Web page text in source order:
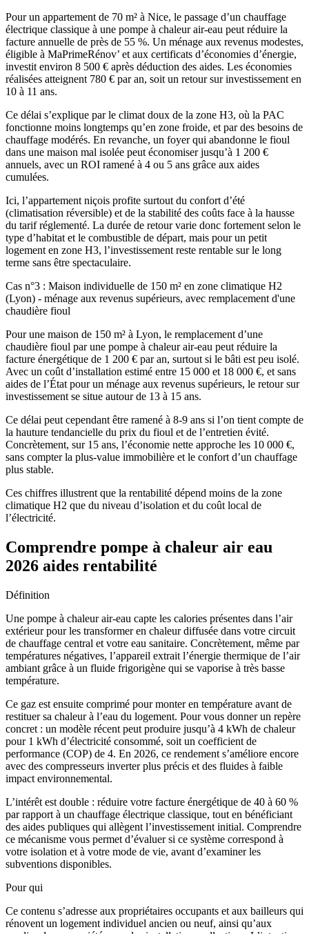
Pour un appartement de 70 m² à Nice, le passage d’un chauffage
électrique classique à une pompe à chaleur air-eau peut réduire la
facture annuelle de près de 55 %. Un ménage aux revenus modestes,
éligible à MaPrimeRénov’ et aux certificats d’économies d’énergie,
investit environ 8 500 € après déduction des aides. Les économies
réalisées atteignent 780 € par an, soit un retour sur investissement en
10 à 11 ans.
Ce délai s’explique par le climat doux de la zone H3, où la PAC
fonctionne moins longtemps qu’en zone froide, et par des besoins de
chauffage modérés. En revanche, un foyer qui abandonne le fioul
dans une maison mal isolée peut économiser jusqu’à 1 200 €
annuels, avec un ROI ramené à 4 ou 5 ans grâce aux aides
cumulées.
Ici, l’appartement niçois profite surtout du confort d’été
(climatisation réversible) et de la stabilité des coûts face à la hausse
du tarif réglementé. La durée de retour varie donc fortement selon le
type d’habitat et le combustible de départ, mais pour un petit
logement en zone H3, l’investissement reste rentable sur le long
terme sans être spectaculaire.
Cas n°3 : Maison individuelle de 150 m² en zone climatique H2
(Lyon) - ménage aux revenus supérieurs, avec remplacement d'une
chaudière fioul
Pour une maison de 150 m² à Lyon, le remplacement d’une
chaudière fioul par une pompe à chaleur air-eau peut réduire la
facture énergétique de 1 200 € par an, surtout si le bâti est peu isolé.
Avec un coût d’installation estimé entre 15 000 et 18 000 €, et sans
aides de l’État pour un ménage aux revenus supérieurs, le retour sur
investissement se situe autour de 13 à 15 ans.
Ce délai peut cependant être ramené à 8-9 ans si l’on tient compte de
la hauture tendancielle du prix du fioul et de l’entretien évité.
Concrètement, sur 15 ans, l’économie nette approche les 10 000 €,
sans compter la plus-value immobilière et le confort d’un chauffage
plus stable.
Ces chiffres illustrent que la rentabilité dépend moins de la zone
climatique H2 que du niveau d’isolation et du coût local de
l’électricité.
Comprendre pompe à chaleur air eau
2026 aides rentabilité
Définition
Une pompe à chaleur air-eau capte les calories présentes dans l’air
extérieur pour les transformer en chaleur diffusée dans votre circuit
de chauffage central et votre eau sanitaire. Concrètement, même par
températures négatives, l’appareil extrait l’énergie thermique de l’air
ambiant grâce à un fluide frigorigène qui se vaporise à très basse
température.
Ce gaz est ensuite comprimé pour monter en température avant de
restituer sa chaleur à l’eau du logement. Pour vous donner un repère
concret : un modèle récent peut produire jusqu’à 4 kWh de chaleur
pour 1 kWh d’électricité consommé, soit un coefficient de
performance (COP) de 4. En 2026, ce rendement s’améliore encore
avec des compresseurs inverter plus précis et des fluides à faible
impact environnemental.
L’intérêt est double : réduire votre facture énergétique de 40 à 60 %
par rapport à un chauffage électrique classique, tout en bénéficiant
des aides publiques qui allègent l’investissement initial. Comprendre
ce mécanisme vous permet d’évaluer si ce système correspond à
votre isolation et à votre mode de vie, avant d’examiner les
subventions disponibles.
Pour qui
Ce contenu s’adresse aux propriétaires occupants et aux bailleurs qui
rénovent un logement individuel ancien ou neuf, ainsi qu’aux